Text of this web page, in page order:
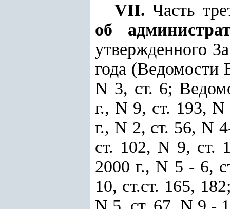
VII. Часть
об
утвержденного
года (Ведомости
N 3, ст. 6;
г., N 9, ст. 193,
г., N 2, ст. 56, N
ст. 102, N 9, ст.
2000 г., N 5 - 6,
10, ст.ст. 165,